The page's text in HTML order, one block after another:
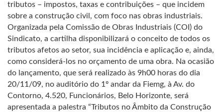
tributos – impostos, taxas e contribuições – que incidem
sobre a construção civil, com foco nas obras industriais.
Organizada pela Comissão de Obras Industriais (COI) do
Sindicato, a cartilha disponibilizará o conceito de todos os
tributos afetos ao setor, sua incidência e aplicação e, ainda,
como considerá-los no orçamento de uma obra. Na ocasião
do lançamento, que será realizado às 9h00 horas do dia
20/11/09, no auditório do 1º andar da Fiemg, à Av. do
Contorno, 4.520, Funcionários, Belo Horizonte, será
apresentada a palestra “Tributos no Âmbito da Construção